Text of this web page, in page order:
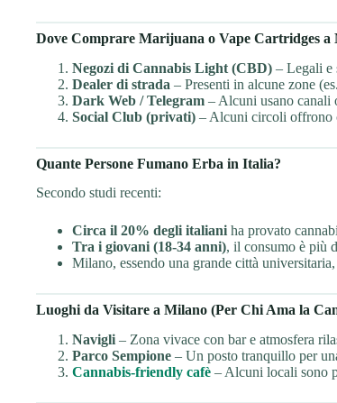
Dove Comprare Marijuana o Vape Cartridges a
Negozi di Cannabis Light (CBD) – Legali e
Dealer di strada – Presenti in alcune zone
Dark Web / Telegram – Alcuni usano canali
Social Club (privati) – Alcuni circoli offrono
Quante Persone Fumano Erba in Italia?
Secondo studi recenti:
Circa il 20% degli italiani ha provato
Tra i giovani (18-34 anni), il consumo è più
Milano, essendo una grande città universitaria,
Luoghi da Visitare a Milano (Per Chi Ama la
Navigli – Zona vivace con bar e atmosfera
Parco Sempione – Un posto tranquillo per
Cannabis-friendly cafè – Alcuni locali sono